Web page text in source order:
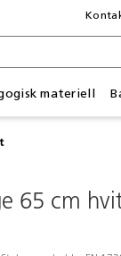
materiell
65 cm